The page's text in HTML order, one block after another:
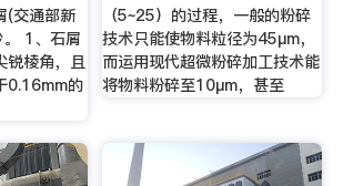
(交通部新
1、石屑
锐棱角，且
0.16mm的
（5~25）的过程，一般的粉碎
技术只能使物料粒径为45μm，
而运用现代超微粉碎加工技术能
将物料粉碎至10μm，甚至